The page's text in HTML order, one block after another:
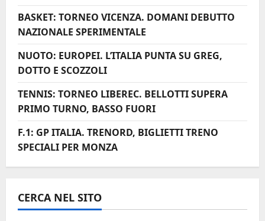
NON
È
UNA
PASSEGGIATA
BASKET: TORNEO VICENZA. DOMANI DEBUTTO
NAZIONALE SPERIMENTALE
NUOTO: EUROPEI. L’ITALIA PUNTA SU GREG,
DOTTO E SCOZZOLI
TENNIS: TORNEO LIBEREC. BELLOTTI SUPERA
PRIMO TURNO, BASSO FUORI
F.1: GP ITALIA. TRENORD, BIGLIETTI TRENO
SPECIALI PER MONZA
CERCA NEL SITO